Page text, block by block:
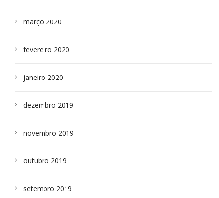
março 2020
fevereiro 2020
janeiro 2020
dezembro 2019
novembro 2019
outubro 2019
setembro 2019